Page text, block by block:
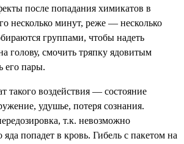
после попадания химикатов в
несколько минут, реже — несколько
группами, чтобы надеть
голову, смочить тряпку ядовитым
его пары.
такого воздействия — состояние
удушье, потеря сознания.
т.к. невозможно
яда попадет в кровь. Гибель с пакетом на